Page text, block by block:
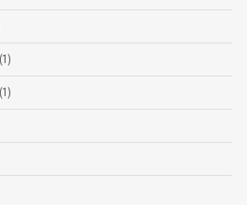
(1)
(1)